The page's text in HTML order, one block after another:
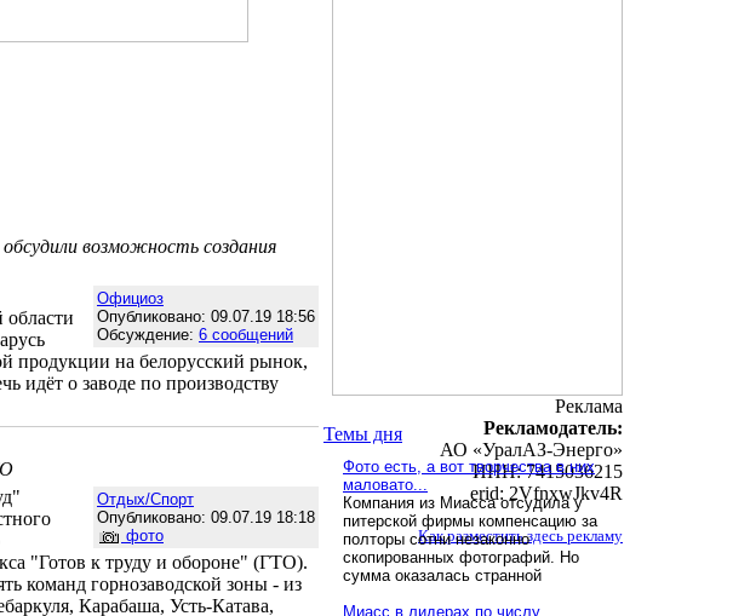
возможность создания
Официоз
Опубликовано: 09.07.19 18:56
Обсуждение: 6 сообщений
области
на белорусский рынок,
идёт о заводе по производству
Отдых/Спорт
Опубликовано: 09.07.19 18:18
фото
"Готов к труду и обороне" (ГТО).
команд горнозаводской зоны - из
Карабаша, Усть-Катава,
Реклама
Рекламодатель:
АО «УралАЗ-Энерго»
ИНН: 7415036215
erid: 2VfnxwJkv4R
Как разместить здесь рекламу
Темы дня
Фото есть, а вот творчества в них
маловато...
Компания из Миасса отсудила у
питерской фирмы компенсацию за
полторы сотни незаконно
скопированных фотографий. Но
сумма оказалась странной
Миасс в лидерах по числу